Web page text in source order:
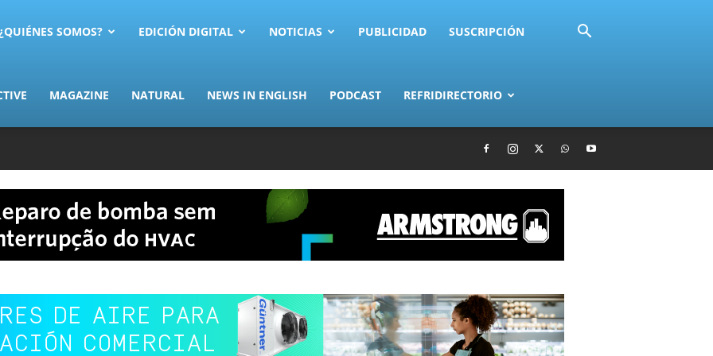
SOMOS? EDICIÓN DIGITAL NOTICIAS PUBLICIDAD SUSCRIPCIÓN
MAGAZINE NATURAL NEWS IN ENGLISH PODCAST REFRIDIRECTORIO